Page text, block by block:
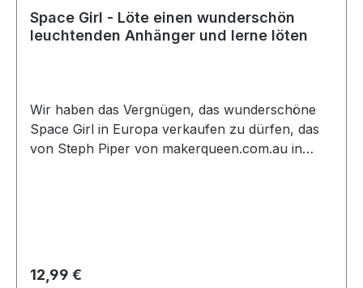
Space Girl - Löte einen wunderschön
leuchtenden Anhänger und lerne löten
Wir haben das Vergnügen, das wunderschöne
Space Girl in Europa verkaufen zu dürfen, das
von Steph Piper von makerqueen.com.au in
Standardbauteile, die zum Erlernen des Lötens
Regulärer Preis:
12,99 €